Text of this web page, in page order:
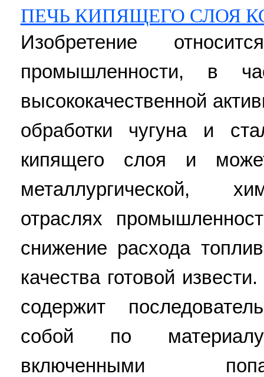
ПЕЧЬ КИПЯЩЕГО СЛОЯ
Изобретение
промышленности, в
высококачественной
обработки чугуна и
кипящего слоя и
металлургической,
отраслях
снижение расхода
качества готовой
содержит
собой по
включенными